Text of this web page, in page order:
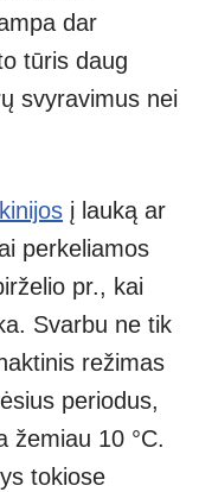
dar
tūris daug
svyravimus nei
į lauką ar
perkeliamos
pr., kai
Svarbu ne tik
režimas
periodus,
žemiau 10 °C.
tokiose